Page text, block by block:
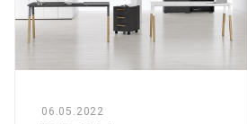
06.05.2022